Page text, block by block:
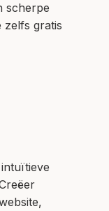
scherpe
zelfs gratis